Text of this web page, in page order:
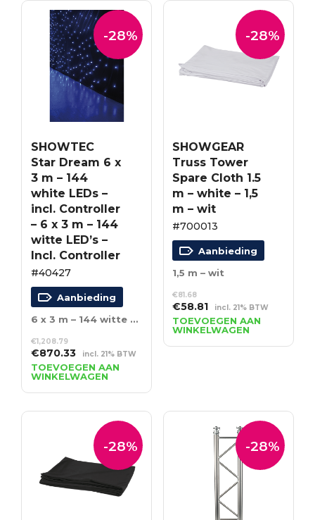
-28%
SHOWTEC
Star Dream 6 x
3 m – 144
white LEDs –
incl. Controller
– 6 x 3 m – 144
witte LED’s –
Incl. Controller
#40427
Aanbieding
6 x 3 m – 144 witte LED’s – Incl. Controller
€1,208.79
Oorspronkelijke
prijs
was:
€1,208.79.
€870.33Huidige
prijs
is:
€870.33.
incl. 21% BTW
TOEVOEGEN AAN
WINKELWAGEN
-28%
SHOWGEAR
Truss Tower
Spare Cloth 1.5
m – white – 1,5
m – wit
#700013
Aanbieding
1,5 m – wit
€81.68
Oorspronkelijke
prijs
was:
€81.68.
€58.81Huidige
prijs
is:
€58.81.
incl. 21% BTW
TOEVOEGEN AAN
WINKELWAGEN
-28% -28%